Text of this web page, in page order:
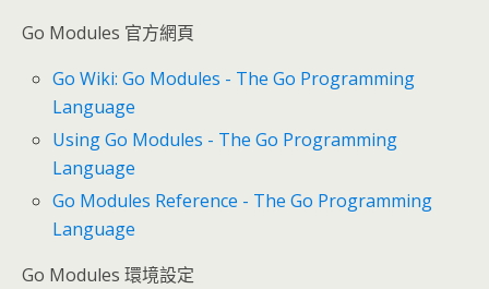
Go Modules 官方網頁
Go Wiki: Go Modules - The Go Programming
Language
Using Go Modules - The Go Programming
Language
Go Modules Reference - The Go Programming
Language
Go Modules 環境設定